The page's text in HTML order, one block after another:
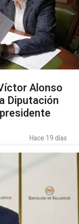
Alonso
Diputación
Hace 19 días